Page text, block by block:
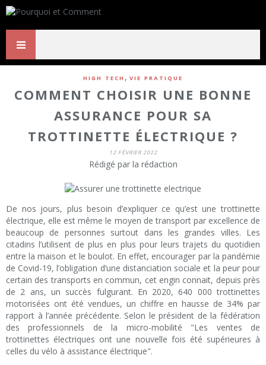
HIGH TECH , VIE PRATIQUE
COMMENT CHOISIR UNE BONNE
ASSURANCE POUR SA
TROTTINETTE ÉLECTRIQUE ?
12 FÉVRIER 2022
Rédigé par la rédaction
De nos jours, plus besoin d’expliquer ce qu’est une trottinette
électrique, elle est même le moyen de transport par excellence de
beaucoup de personnes surtout dans les grandes villes. Les
citadins l’utilisent de plus en plus pour leurs trajets du quotidien
entre la maison et le boulot. En effet, encourager par la pandémie
de Covid-19, l’obligation d’une distanciation sociale et la peur pour
certain des transports en commun, cet engin connait, depuis près
de 2 ans, un succès fulgurant. En 2020, 640 000 trottinettes
motorisées ont été vendues, un chiffre en hausse de 34% par
rapport à l’année précédente. Selon le président de la fédération
des professionnels de la micro-mobilité "Les ventes de
trottinettes électriques ont une nouvelle fois été supérieures à
celles du vélo à assistance électrique".